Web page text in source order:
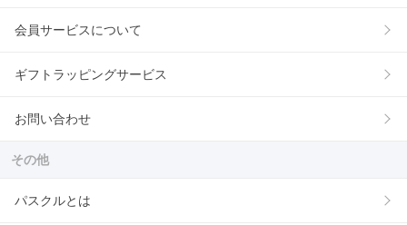
会員サービスについて
ギフトラッピングサービス
お問い合わせ
その他
パスクルとは